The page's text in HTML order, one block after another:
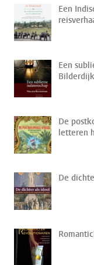
Een
Een
De
letteren
De